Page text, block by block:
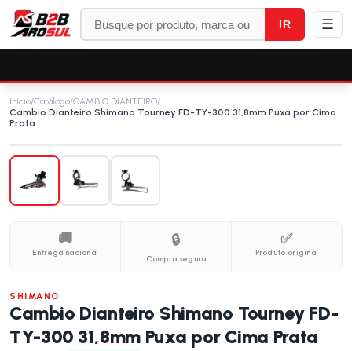
IR ☰
Início/Catálogo/CAMBIO DIANTEIRO/
Cambio Dianteiro Shimano Tourney FD-TY-300 31,8mm Puxa por Cima
Prata
🚚
Entrega nacional
🔒
Compra segura
✅
Produto original
SHIMANO
Cambio Dianteiro Shimano Tourney FD-
TY-300 31,8mm Puxa por Cima Prata